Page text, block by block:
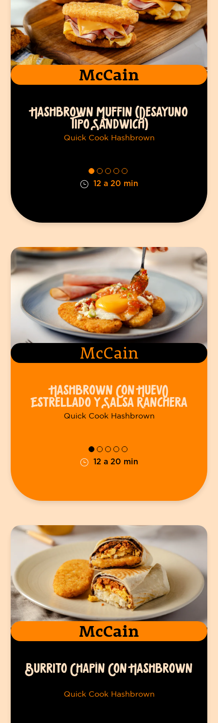
McCain
HASHBROWN MUFFIN (DESAYUNO
TIPO SÁNDWICH)
Quick Cook Hashbrown
12 a 20 min
McCain
HASHBROWN CON HUEVO
ESTRELLADO Y SALSA RANCHERA
Quick Cook Hashbrown
12 a 20 min
McCain
BURRITO CHAPÍN CON HASHBROWN
Quick Cook Hashbrown